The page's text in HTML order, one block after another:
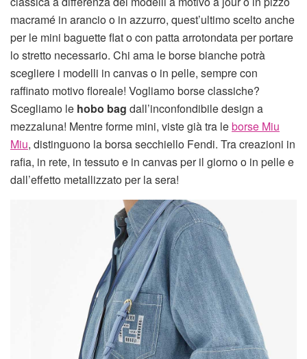
macramé in arancio o in azzurro, quest’ultimo scelto anche
per le mini baguette flat o con patta arrotondata per portare
lo stretto necessario. Chi ama le borse bianche potrà
scegliere i modelli in canvas o in pelle, sempre con
raffinato motivo floreale! Vogliamo borse classiche?
Scegliamo le hobo bag dall’inconfondibile design a
mezzaluna! Mentre forme mini, viste già tra leborse Miu
Miu, distinguono la borsa secchiello Fendi. Tra creazioni in
rafia, in rete, in tessuto e in canvas per il giorno o in pelle e
dall’effetto metallizzato per la sera!